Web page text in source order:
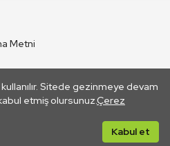
Sitede gezinmeye devam
etmiş olursunuz.Çerez
Kabul et
Metni
Bağlantı yoluyla gidilen dış